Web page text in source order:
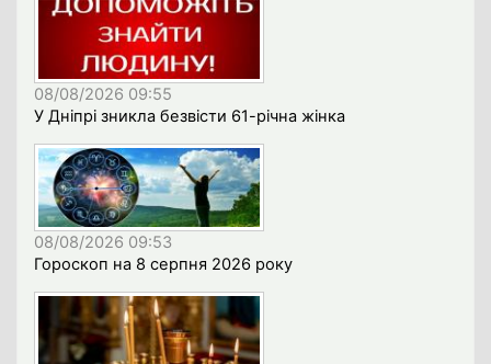
08/08/2026 09:55
У Дніпрі зникла безвісти 61-річна жінка
08/08/2026 09:53
Гороскоп на 8 серпня 2026 року